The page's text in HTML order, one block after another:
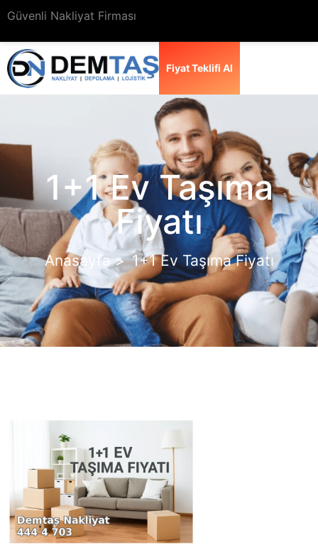
Güvenli Nakliyat Firması
Fiyat Teklifi Al
1+1 Ev Taşıma
Fiyatı
Anasayfa > 1+1 Ev Taşıma Fiyatı